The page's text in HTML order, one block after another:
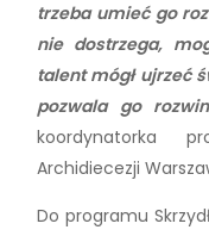
trzeba umieć go
nie dostrzega,
talent mógł ujrzeć
pozwala go
koordynatorka
Archidiecezji
Do programu